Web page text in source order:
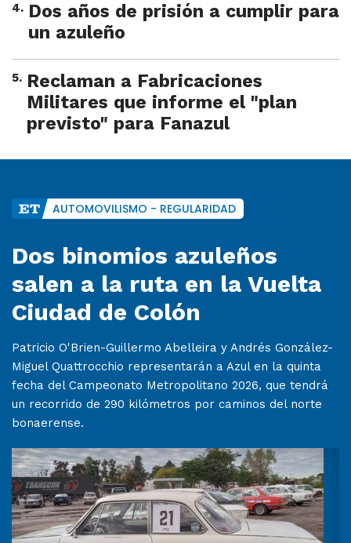
4. Dos años de prisión a cumplir para
un azuleño
5. Reclaman a Fabricaciones
Militares que informe el "plan
previsto" para Fanazul
AUTOMOVILISMO - REGULARIDAD
Dos binomios azuleños
salen a la ruta en la Vuelta
Ciudad de Colón
Patricio O'Brien-Guillermo Abelleira y Andrés González-
Miguel Quattrocchio representarán a Azul en la quinta
fecha del Campeonato Metropolitano 2026, que tendrá
un recorrido de 290 kilómetros por caminos del norte
bonaerense.